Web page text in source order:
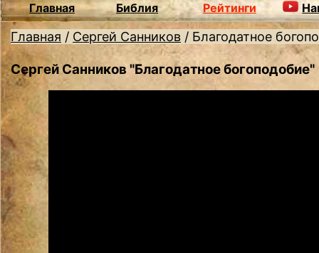
Главная Библия Рейтинги
Главная / Сергей Санников / Благодатное
Сергей Санников "Благодатное богоподобие"